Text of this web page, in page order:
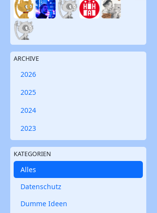
ARCHIVE
2026
2025
2024
2023
KATEGORIEN
Alles
Datenschutz
Dumme Ideen